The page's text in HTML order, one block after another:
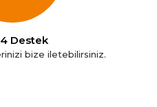
Destek
bize iletebilirsiniz.